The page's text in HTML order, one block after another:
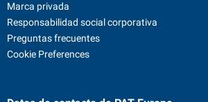
Marca privada
Responsabilidad social corporativa
Preguntas frecuentes
Cookie Preferences